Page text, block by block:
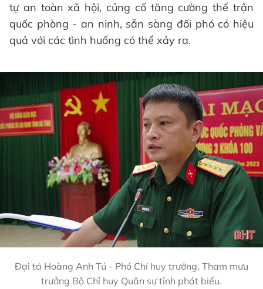
tự an toàn xã hội, củng cố tăng cường thế trận
quốc phòng - an ninh, sẵn sàng đối phó có hiệu
quả với các tình huống có thể xảy ra.
Đại tá Hoàng Anh Tú - Phó Chỉ huy trưởng, Tham mưu
trưởng Bộ Chỉ huy Quân sự tỉnh phát biểu.